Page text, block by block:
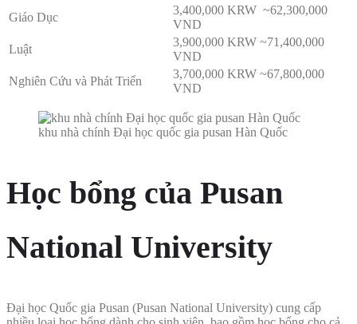
Giáo Dục
3,400,000 KRW ~62,300,000
VND
Luật
3,900,000 KRW ~71,400,000
VND
Nghiên Cứu và Phát Triển
3,700,000 KRW ~67,800,000
VND
khu nhà chính Đại học quốc gia pusan Hàn Quốc
Học bổng của Pusan
National University
Đại học Quốc gia Pusan (Pusan National University) cung cấp